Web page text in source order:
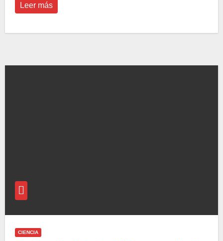
Leer más
CIENCIA